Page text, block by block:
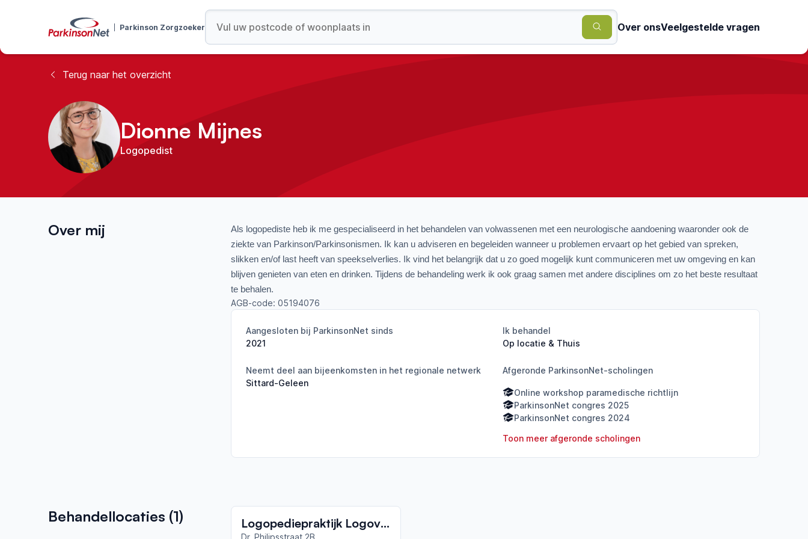
Parkinson Zorgzoeker Over onsVeelgestelde vragen
Terug naar het overzicht
Dionne Mijnes
Logopedist
Over mij
Als logopediste heb ik me gespecialiseerd in het behandelen van volwassenen met een neurologische aandoening waaronder ook de
ziekte van Parkinson/Parkinsonismen. Ik kan u adviseren en begeleiden wanneer u problemen ervaart op het gebied van spreken,
slikken en/of last heeft van speekselverlies. Ik vind het belangrijk dat u zo goed mogelijk kunt communiceren met uw omgeving en kan
blijven genieten van eten en drinken. Tijdens de behandeling werk ik ook graag samen met andere disciplines om zo het beste resultaat
te behalen.
AGB-code: 05194076
Aangesloten bij ParkinsonNet sinds
2021
Ik behandel
Op locatie & Thuis
Neemt deel aan bijeenkomsten in het regionale netwerk
Sittard-Geleen
Afgeronde ParkinsonNet-scholingen
Online workshop paramedische richtlijn
ParkinsonNet congres 2025
ParkinsonNet congres 2024
Toon meer afgeronde scholingen
Behandellocaties (1) Logopediepraktijk Logovision
Dr. Philipsstraat 2B